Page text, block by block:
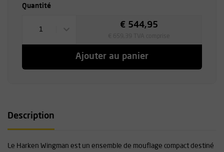
Quantité
1
€ 544,95
Ajouter au panier
Description
Le Harken Wingman est un ensemble de mouflage compact destiné